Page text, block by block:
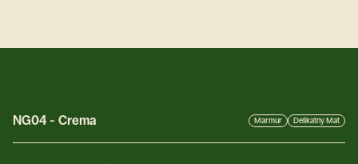
NG04 - Crema Marmur Delikatny Mat